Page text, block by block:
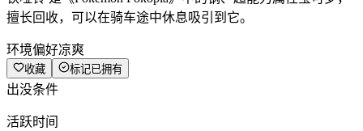
擅长回收，可以在骑车途中休息吸引到它。
环境偏好凉爽
收藏 标记已拥有
出没条件
活跃时间